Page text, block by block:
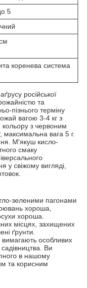
5
коренева система
російської
та
пізнього терміну
вагою 3-4 кг з
кольору з червоним
вага 5 г.
М'якуш кисло-
смаку
у свіжому вигляді,
зеленими пагонами
хороша,
хороша.
місцях, захищених
ґрунти.
особливих
Ви
в нашому
та корисним